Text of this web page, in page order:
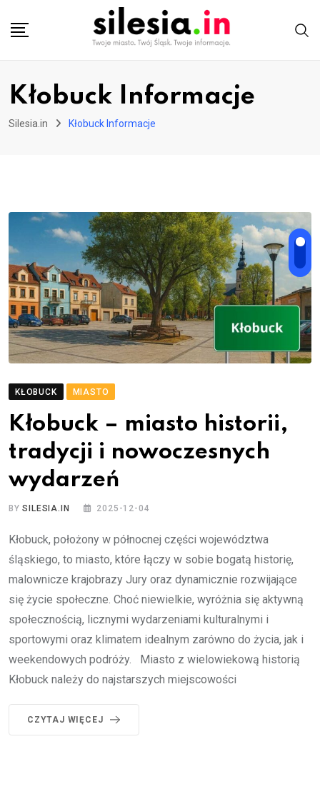
Kłobuck Informacje
Silesia.in Kłobuck Informacje
KŁOBUCK MIASTO
Kłobuck – miasto historii,
tradycji i nowoczesnych
wydarzeń
BYSILESIA.IN 2025-12-04
Kłobuck, położony w północnej części województwa
śląskiego, to miasto, które łączy w sobie bogatą historię,
malownicze krajobrazy Jury oraz dynamicznie rozwijające
się życie społeczne. Choć niewielkie, wyróżnia się aktywną
społecznością, licznymi wydarzeniami kulturalnymi i
sportowymi oraz klimatem idealnym zarówno do życia, jak i
weekendowych podróży. Miasto z wielowiekową historią
Kłobuck należy do najstarszych miejscowości
CZYTAJ WIĘCEJ